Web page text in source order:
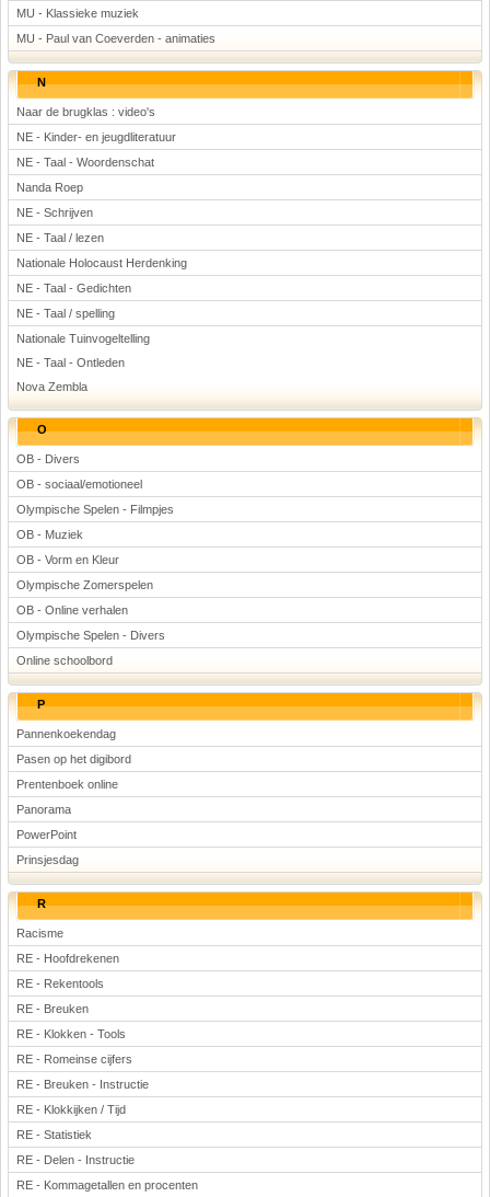
MU - Klassieke muziek
MU - Paul van Coeverden - animaties
N
Naar de brugklas : video's
NE - Kinder- en jeugdliteratuur
NE - Taal - Woordenschat
Nanda Roep
NE - Schrijven
NE - Taal / lezen
Nationale Holocaust Herdenking
NE - Taal - Gedichten
NE - Taal / spelling
Nationale Tuinvogeltelling
NE - Taal - Ontleden
Nova Zembla
O
OB - Divers
OB - sociaal/emotioneel
Olympische Spelen - Filmpjes
OB - Muziek
OB - Vorm en Kleur
Olympische Zomerspelen
OB - Online verhalen
Olympische Spelen - Divers
Online schoolbord
P
Pannenkoekendag
Pasen op het digibord
Prentenboek online
Panorama
PowerPoint
Prinsjesdag
R
Racisme
RE - Hoofdrekenen
RE - Rekentools
RE - Breuken
RE - Klokken - Tools
RE - Romeinse cijfers
RE - Breuken - Instructie
RE - Klokkijken / Tijd
RE - Statistiek
RE - Delen - Instructie
RE - Kommagetallen en procenten